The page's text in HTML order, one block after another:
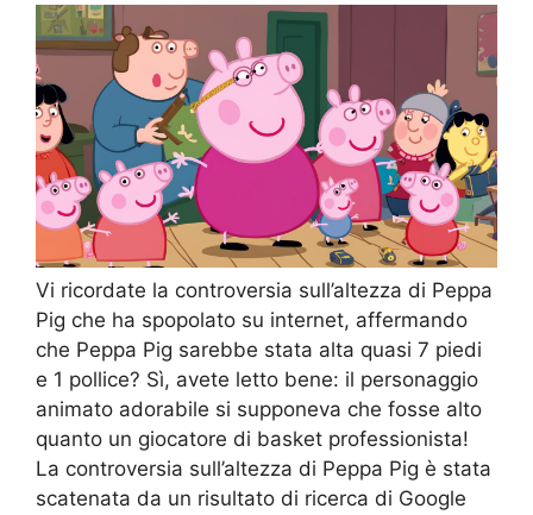
Vi ricordate la controversia sull’altezza di Peppa
Pig che ha spopolato su internet, affermando
che Peppa Pig sarebbe stata alta quasi 7 piedi
e 1 pollice? Sì, avete letto bene: il personaggio
animato adorabile si supponeva che fosse alto
quanto un giocatore di basket professionista!
La controversia sull’altezza di Peppa Pig è stata
scatenata da un risultato di ricerca di Google